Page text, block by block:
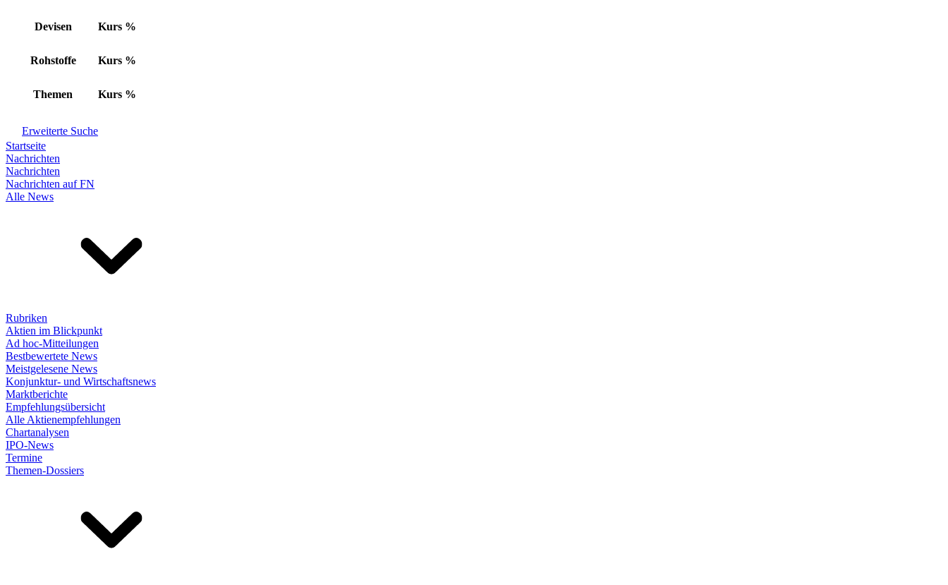
Devisen Kurs %
Rohstoffe Kurs %
Themen Kurs %
Erweiterte Suche
Startseite
Nachrichten
Nachrichten
Nachrichten auf FN
Alle News
Rubriken
Aktien im Blickpunkt
Ad hoc-Mitteilungen
Bestbewertete News
Meistgelesene News
Konjunktur- und Wirtschaftsnews
Marktberichte
Empfehlungsübersicht
Alle Aktienempfehlungen
Chartanalysen
IPO-News
Termine
Themen-Dossiers